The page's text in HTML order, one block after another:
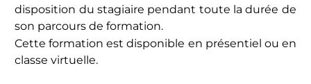
disposition du stagiaire pendant toute la durée de
son parcours de formation.
Cette formation est disponible en présentiel ou en
classe virtuelle.